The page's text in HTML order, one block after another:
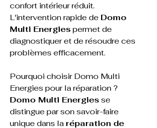
confort intérieur réduit.
L'intervention rapide de Domo
Multi Energies permet de
diagnostiquer et de résoudre ces
problèmes efficacement.
Pourquoi choisir Domo Multi
Energies pour la réparation ?
Domo Multi Energies se
distingue par son savoir-faire
unique dans la réparation de